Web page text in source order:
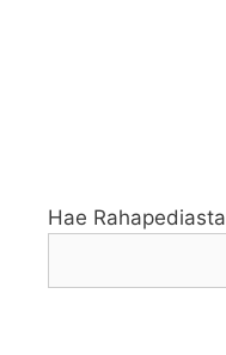
Hae Rahapediasta